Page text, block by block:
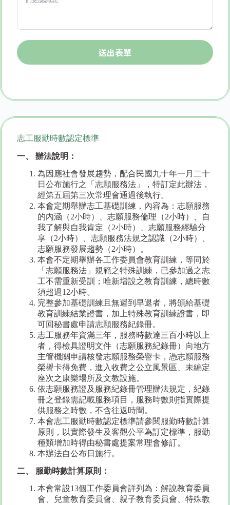
送出表單
志工服勤時數認定標準
一、 辦法說明：
為因應社會發展趨勢，配合民國九十年一月二十
日公布施行之「志願服務法」，特訂定此辦法，
經第五屆第三次常理會通過後執行。
本會定期舉辦志工基礎訓練，內容為：志願服務
的內涵（2小時）、志願服務倫理（2小時）、自
我了解與自我肯定（2小時）、志願服務經驗分
享（2小時）、志願服務法規之認識（2小時）、
志願服務發展趨勢（2小時）。
本會不定期舉辦各工作委員會教育訓練，等同於
「志願服務法」規範之特殊訓練，已參加過之志
工不需重新受訓；唯新增設之教育訓練，總時數
須超過12小時。
完整參加基礎訓練且無遲到早退者，將頒給基礎
教育訓練結業證書，加上特殊教育訓練證書，即
可回秘書處申請志願服務紀錄冊。
志工服務年資滿三年，服務時數達三百小時以上
者，得檢具證明文件（志願服務紀錄冊）向地方
主管機關申請核發志願服務榮譽卡，憑志願服務
榮譽卡得免費，進入收費之公立風景區、未編定
座次之康樂場所及文教設施。
依志願服務證及服務紀錄冊管理辦法規定，紀錄
冊之登錄需記載服務項目，服務時數則指實際提
供服務之時數，不含往返時間。
本會志工服勤時數認定標準請參閱服勤時數計算
原則，以實際發生及客觀公平為訂定標準，服勤
種類增加時得由秘書處提案常理會修訂。
本辦法自公布日施行。
二、 服勤時數計算原則：
本會常設13個工作委員會詳列為：解說教育委員
會、兒童教育委員會、親子教育委員會、特殊教